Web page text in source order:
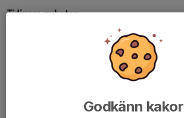
Tidigare nyheter
Det finns inga tidigare nyheter
Godkänn kakor